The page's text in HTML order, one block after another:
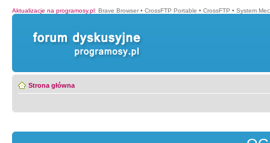
Aktualizacje na programosy.pl: Brave Browser • CrossFTP Portable • CrossFTP • System
Strona główna